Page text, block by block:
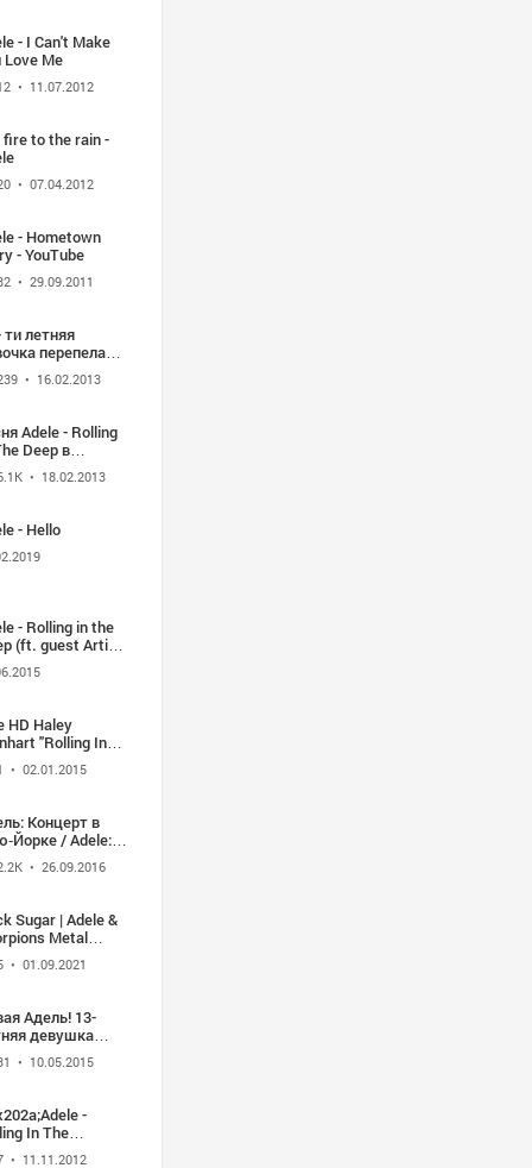
- I Can't Make
Love Me
• 11.07.2012
fire to the rain -
• 07.04.2012
- Hometown
- YouTube
• 29.09.2011
ти летняя
перепела
TALANT
in the
• 16.02.2013
Adele - Rolling
Deep в
13
девочки
• 18.02.2013
- Hello
- Rolling in the
(ft. guest Artist,
Scott) -
HD Haley
"Rolling In
Deep" - Top 7
Idol 2011
• 02.01.2015
Концерт в
/ Adele:
in New York City
/ Русская
• 26.09.2016
Sugar | Adele &
Metal
| Roll You In
Hurricane | 80s
• 01.09.2021
Адель! 13-
девушка
"Rolling In
Deep".
• 10.05.2015
-
In The
-
• 11.11.2012